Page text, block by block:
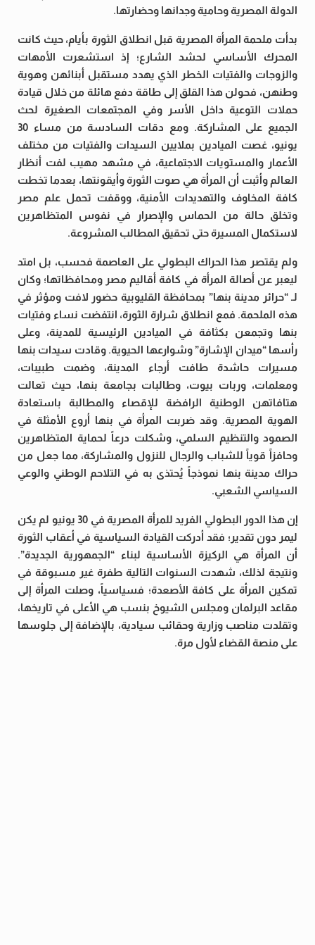
الدولة المصرية وحامية وجدانها وحضارتها.
بدأت ملحمة المرأة المصرية قبل انطلاق الثورة بأيام، حيث كانت
المحرك الأساسي لحشد الشارع؛ إذ استشعرت الأمهات
والزوجات والفتيات الخطر الذي يهدد مستقبل أبنائهن وهوية
وطنهن، فحولن هذا القلق إلى طاقة دفع هائلة من خلال قيادة
حملات التوعية داخل الأسر وفي المجتمعات الصغيرة لحث
الجميع على المشاركة. ومع دقات السادسة من مساء 30
يونيو، غصت الميادين بملايين السيدات والفتيات من مختلف
الأعمار والمستويات الاجتماعية، في مشهد مهيب لفت أنظار
العالم وأثبت أن المرأة هي صوت الثورة وأيقونتها، بعدما تخطت
كافة المخاوف والتهديدات الأمنية، ووقفت تحمل علم مصر
وتخلق حالة من الحماس والإصرار في نفوس المتظاهرين
لاستكمال المسيرة حتى تحقيق المطالب المشروعة.
ولم يقتصر هذا الحراك البطولي على العاصمة فحسب، بل امتد
ليعبر عن أصالة المرأة في كافة أقاليم مصر ومحافظاتها؛ وكان
لـ “حرائر مدينة بنها” بمحافظة القليوبية حضور لافت ومؤثر في
هذه الملحمة. فمع انطلاق شرارة الثورة، انتفضت نساء وفتيات
بنها وتجمعن بكثافة في الميادين الرئيسية للمدينة، وعلى
رأسها “ميدان الإشارة” وشوارعها الحيوية. وقادت سيدات بنها
مسيرات حاشدة طافت أرجاء المدينة، وضمت طبيبات،
ومعلمات، وربات بيوت، وطالبات بجامعة بنها، حيث تعالت
هتافاتهن الوطنية الرافضة للإقصاء والمطالبة باستعادة
الهوية المصرية. وقد ضربت المرأة في بنها أروع الأمثلة في
الصمود والتنظيم السلمي، وشكلت درعاً لحماية المتظاهرين
وحافزاً قوياً للشباب والرجال للنزول والمشاركة، مما جعل من
حراك مدينة بنها نموذجاً يُحتذى به في التلاحم الوطني والوعي
السياسي الشعبي.
إن هذا الدور البطولي الفريد للمرأة المصرية في 30 يونيو لم يكن
ليمر دون تقدير؛ فقد أدركت القيادة السياسية في أعقاب الثورة
أن المرأة هي الركيزة الأساسية لبناء “الجمهورية الجديدة”.
ونتيجة لذلك، شهدت السنوات التالية طفرة غير مسبوقة في
تمكين المرأة على كافة الأصعدة؛ فسياسياً، وصلت المرأة إلى
مقاعد البرلمان ومجلس الشيوخ بنسب هي الأعلى في تاريخها،
وتقلدت مناصب وزارية وحقائب سيادية، بالإضافة إلى جلوسها
على منصة القضاء لأول مرة.